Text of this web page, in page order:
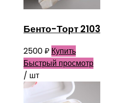
Бенто-Торт 2103
2500₽ Купить
Быстрый просмотр
/ шт